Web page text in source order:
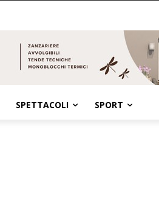
SPETTACOLI SPORT